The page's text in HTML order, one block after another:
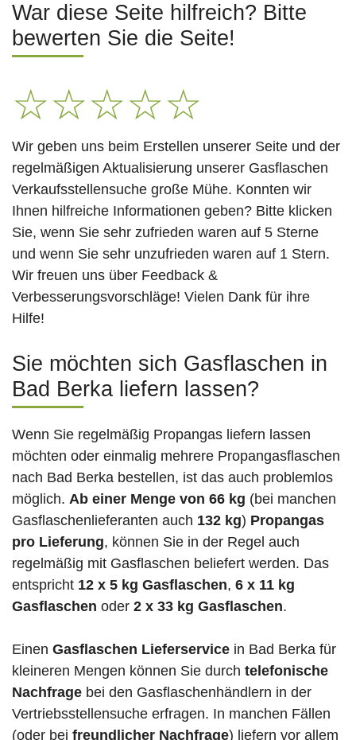
War diese Seite hilfreich? Bitte
bewerten Sie die Seite!
☆☆☆☆☆
Wir geben uns beim Erstellen unserer Seite und der
regelmäßigen Aktualisierung unserer Gasflaschen
Verkaufsstellensuche große Mühe. Konnten wir
Ihnen hilfreiche Informationen geben? Bitte klicken
Sie, wenn Sie sehr zufrieden waren auf 5 Sterne
und wenn Sie sehr unzufrieden waren auf 1 Stern.
Wir freuen uns über Feedback &
Verbesserungsvorschläge! Vielen Dank für ihre
Hilfe!
Sie möchten sich Gasflaschen in
Bad Berka liefern lassen?
Wenn Sie regelmäßig Propangas liefern lassen
möchten oder einmalig mehrere Propangasflaschen
nach Bad Berka bestellen, ist das auch problemlos
möglich. Ab einer Menge von 66 kg (bei manchen
Gasflaschenlieferanten auch 132 kg) Propangas
pro Lieferung, können Sie in der Regel auch
regelmäßig mit Gasflaschen beliefert werden. Das
entspricht 12 x 5 kg Gasflaschen, 6 x 11 kg
Gasflaschen oder 2 x 33 kg Gasflaschen.
Einen Gasflaschen Lieferservice in Bad Berka für
kleineren Mengen können Sie durch telefonische
Nachfrage bei den Gasflaschenhändlern in der
Vertriebsstellensuche erfragen. In manchen Fällen
(oder bei freundlicher Nachfrage) liefern vor allem